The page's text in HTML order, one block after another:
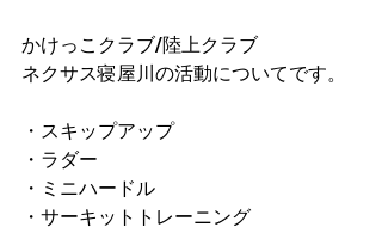
かけっこクラブ/陸上クラブ
ネクサス寝屋川の活動についてです。
・スキップアップ
・ラダー
・ミニハードル
・サーキットトレーニング